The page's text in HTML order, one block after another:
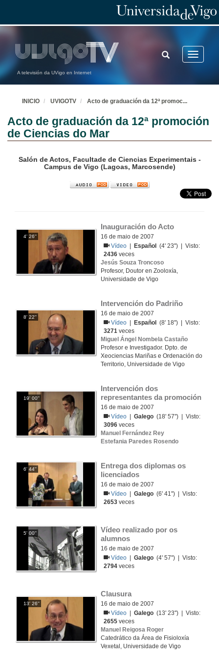
A televisión da UVigo en Internet
Toggle
TOGGLE
SEARCH
INICIO UVIGOTV Acto de graduación da 12ª promoc...
Acto de graduación da 12ª promoción
de Ciencias do Mar
Salón de Actos, Facultade de Ciencias Experimentais -
Campus de Vigo (Lagoas, Marcosende)
4' 26''
Inauguración do Acto
16 de maio de 2007
Vídeo
Español
(4' 23'') | Visto:
2436 veces
Jesús Souza Troncoso
Profesor, Doutor en Zooloxía,
Universidade de Vigo
8' 22''
Intervención do Padriño
16 de maio de 2007
Vídeo
Español
(8' 18'') | Visto:
3271 veces
Miguel Ángel Nombela Castaño
Profesor e Investigador. Dpto. de
Xeociencias Mariñas e Ordenación do
Territorio, Universidade de Vigo
19' 00''
Intervención dos
representantes da promoción
16 de maio de 2007
Vídeo
|Galego (18' 57'') | Visto:
3096 veces
Manuel Fernández Rey
Estefania Paredes Rosendo
6' 44''
Entrega dos diplomas os
licenciados
16 de maio de 2007
Vídeo
|Galego (6' 41'') | Visto:
2653 veces
5' 00''
Vídeo realizado por os
alumnos
16 de maio de 2007
Vídeo
|Galego (4' 57'') | Visto:
2794 veces
13' 26''
Clausura
16 de maio de 2007
Vídeo
|Galego (13' 23'') | Visto:
2655 veces
Manuel Reigosa Roger
Catedrático da Área de Fisioloxía
Vexetal, Universidade de Vigo